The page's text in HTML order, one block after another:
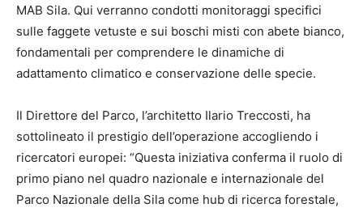
MAB Sila. Qui verranno condotti monitoraggi specifici
sulle faggete vetuste e sui boschi misti con abete bianco,
fondamentali per comprendere le dinamiche di
adattamento climatico e conservazione delle specie.
Il Direttore del Parco, l’architetto Ilario Treccosti, ha
sottolineato il prestigio dell’operazione accogliendo i
ricercatori europei: “Questa iniziativa conferma il ruolo di
primo piano nel quadro nazionale e internazionale del
Parco Nazionale della Sila come hub di ricerca forestale,